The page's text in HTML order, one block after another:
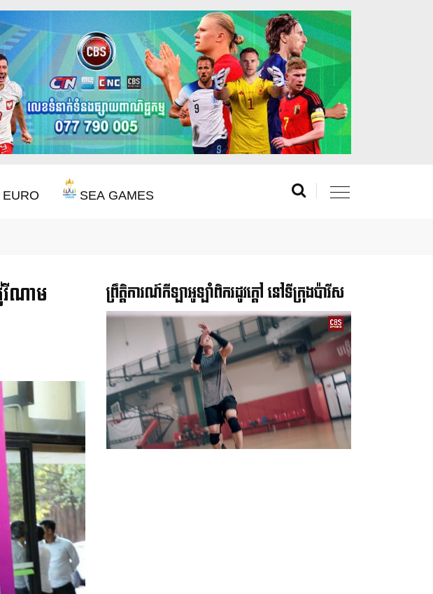
SEA GAMES
វីណាម
ព្រឹត្តិការណ៍កីឡាអូឡាំពិករដូវក្ដៅ នៅទីក្រុងប៉ារីស